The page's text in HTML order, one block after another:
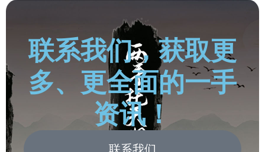
联系我们，获取更
多、更全面的一手
资讯！
联系我们